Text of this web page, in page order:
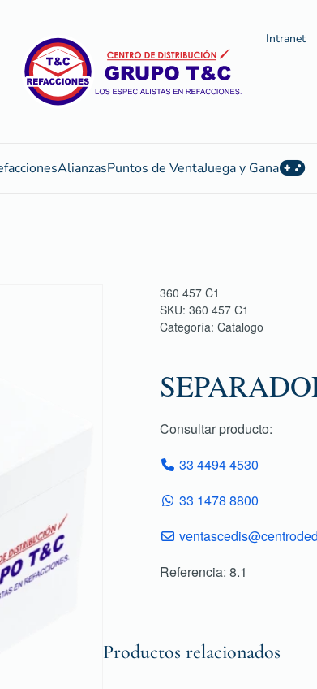
Intranet
AlianzasPuntos de VentaJuega y Gana
360 457 C1
SKU: 360 457 C1
Categoría: Catalogo
Consultar producto:
33 4494 4530
33 1478 8800
Referencia: 8.1
Productos relacionados